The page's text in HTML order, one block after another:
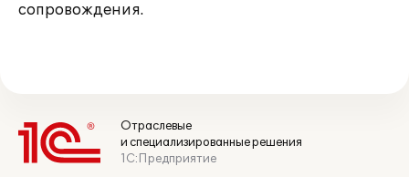
сопровождения.
Отраслевые
и специализированные решения
1С:Предприятие